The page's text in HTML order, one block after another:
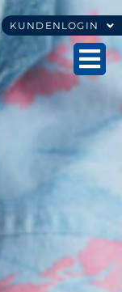
KUNDENLOGIN